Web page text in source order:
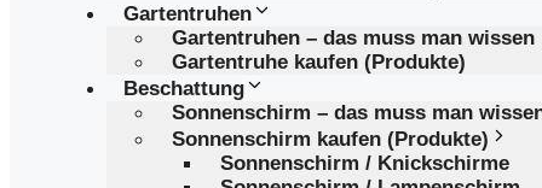
Gartentruhen
Gartentruhen – das muss man wissen
Gartentruhe kaufen (Produkte)
Beschattung
Sonnenschirm – das muss man
Sonnenschirm kaufen (Produkte)
Sonnenschirm / Knickschirme